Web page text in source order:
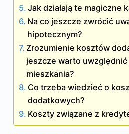
Jak działają te magiczne
Na co jeszcze zwrócić
hipotecznym?
Zrozumienie kosztów
jeszcze warto uwzględnić
mieszkania?
Co trzeba wiedzieć o
dodatkowych?
Koszty związane z